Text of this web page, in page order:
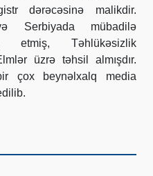
dərəcəsinə malikdir.
Serbiyada mübadilə
etmiş, Təhlükəsizlik
üzrə təhsil almışdır.
çox beynəlxalq media